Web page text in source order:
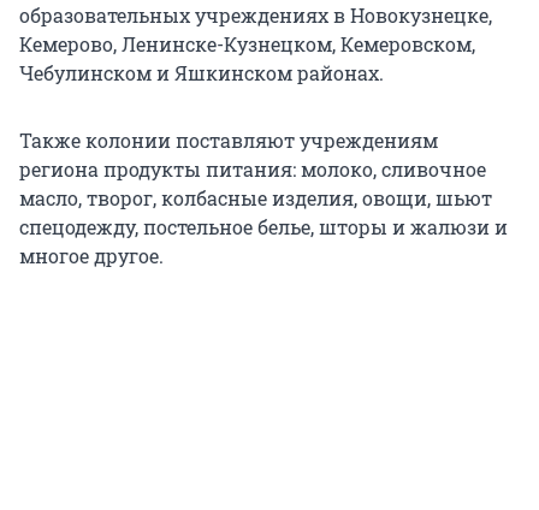
образовательных учреждениях в Новокузнецке,
Кемерово, Ленинске-Кузнецком, Кемеровском,
Чебулинском и Яшкинском районах.
Также колонии поставляют учреждениям
региона продукты питания: молоко, сливочное
масло, творог, колбасные изделия, овощи, шьют
спецодежду, постельное белье, шторы и жалюзи и
многое другое.